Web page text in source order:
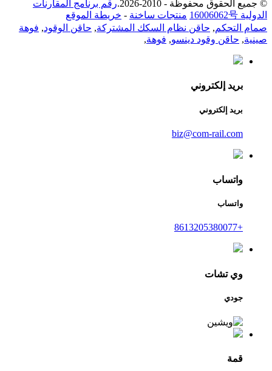
© جميع الحقوق محفوظة - 2010-2026.
رقم برنامج المقارنات
الدولية 16006062号
منتجات ساخنة - خريطة الموقع
صمام التحكم, حاقن نظام السكك المشتركة, حاقن الوقود, فوهة
صينية, حاقن وقود دينسو, فوهة,
بريد إلكتروني
بريد إلكتروني
biz@com-rail.com
واتساب
واتساب
+8613205380077
وي تشات
جودي
قمة